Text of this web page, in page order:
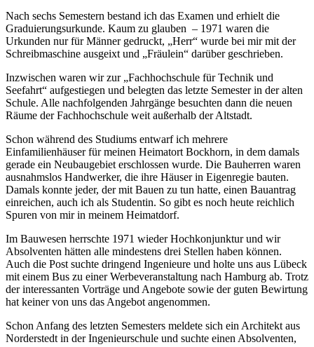
Nach sechs Semestern bestand ich das Examen und erhielt die
Graduierungsurkunde. Kaum zu glauben – 1971 waren die
Urkunden nur für Männer gedruckt,
Herr
wurde bei mir mit der
Schreibmaschine ausgeixt und
Fräulein
darüber geschrieben.
Inzwischen waren wir zur Fachhochschule für Technik und
Seefahrt
aufgestiegen und belegten das letzte Semester in der alten
Schule. Alle nachfolgenden Jahrgänge besuchten dann die neuen
Räume der Fachhochschule weit außerhalb der Altstadt.
Schon während des Studiums entwarf ich mehrere
Einfamilienhäuser für meinen Heimatort Bockhorn, in dem damals
gerade ein Neubaugebiet erschlossen wurde. Die Bauherren waren
ausnahmslos Handwerker, die ihre Häuser in Eigenregie bauten.
Damals konnte jeder, der mit Bauen zu tun hatte, einen Bauantrag
einreichen, auch ich als Studentin. So gibt es noch heute reichlich
Spuren von mir in meinem Heimatdorf.
Im Bauwesen herrschte 1971 wieder Hochkonjunktur und wir
Absolventen hätten alle mindestens drei Stellen haben können.
Auch die Post suchte dringend Ingenieure und holte uns aus Lübeck
mit einem Bus zu einer Werbeveranstaltung nach Hamburg ab. Trotz
der interessanten Vorträge und Angebote sowie der guten Bewirtung
hat keiner von uns das Angebot angenommen.
Schon Anfang des letzten Semesters meldete sich ein Architekt aus
Norderstedt in der Ingenieurschule und suchte einen Absolventen,